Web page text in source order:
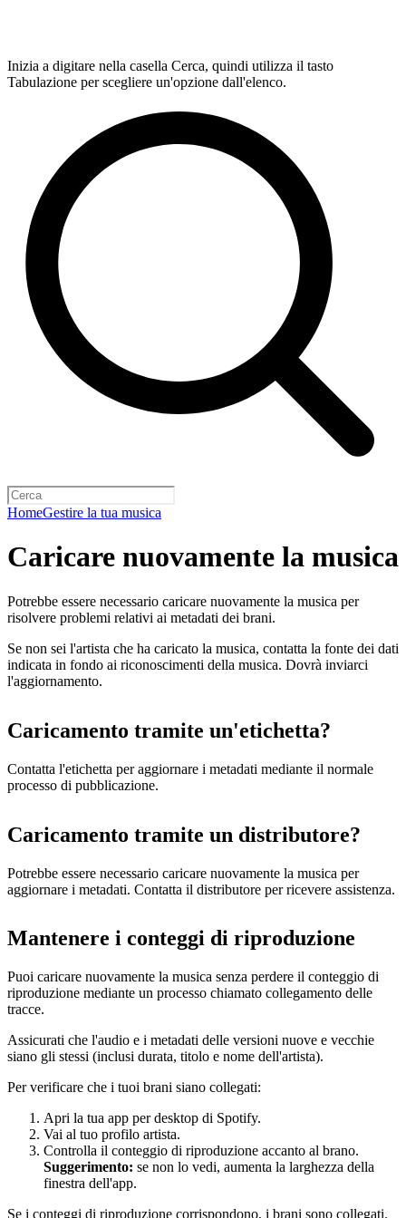
Inizia a digitare nella casella Cerca, quindi utilizza il tasto
Tabulazione per scegliere un'opzione dall'elenco.
HomeGestire la tua musica
Caricare nuovamente la musica
Potrebbe essere necessario caricare nuovamente la musica per
risolvere problemi relativi ai metadati dei brani.
Se non sei l'artista che ha caricato la musica, contatta la fonte dei dati
indicata in fondo ai riconoscimenti della musica. Dovrà inviarci
l'aggiornamento.
Caricamento tramite un'etichetta?
Contatta l'etichetta per aggiornare i metadati mediante il normale
processo di pubblicazione.
Caricamento tramite un distributore?
Potrebbe essere necessario caricare nuovamente la musica per
aggiornare i metadati. Contatta il distributore per ricevere assistenza.
Mantenere i conteggi di riproduzione
Puoi caricare nuovamente la musica senza perdere il conteggio di
riproduzione mediante un processo chiamato collegamento delle
tracce.
Assicurati che l'audio e i metadati delle versioni nuove e vecchie
siano gli stessi (inclusi durata, titolo e nome dell'artista).
Per verificare che i tuoi brani siano collegati:
Apri la tua app per desktop di Spotify.
Vai al tuo profilo artista.
Controlla il conteggio di riproduzione accanto al brano.
Suggerimento: se non lo vedi, aumenta la larghezza della
finestra dell'app.
Se i conteggi di riproduzione corrispondono, i brani sono collegati.